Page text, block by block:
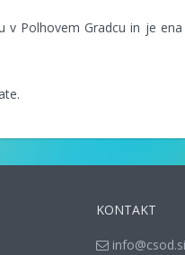
v Polhovem Gradcu in je
KONTAKT
info@csod.si